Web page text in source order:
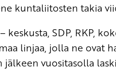
kuntaliitosten takia
SDP, RKP,
linjaa, jolla ne ovat
vuositasolla